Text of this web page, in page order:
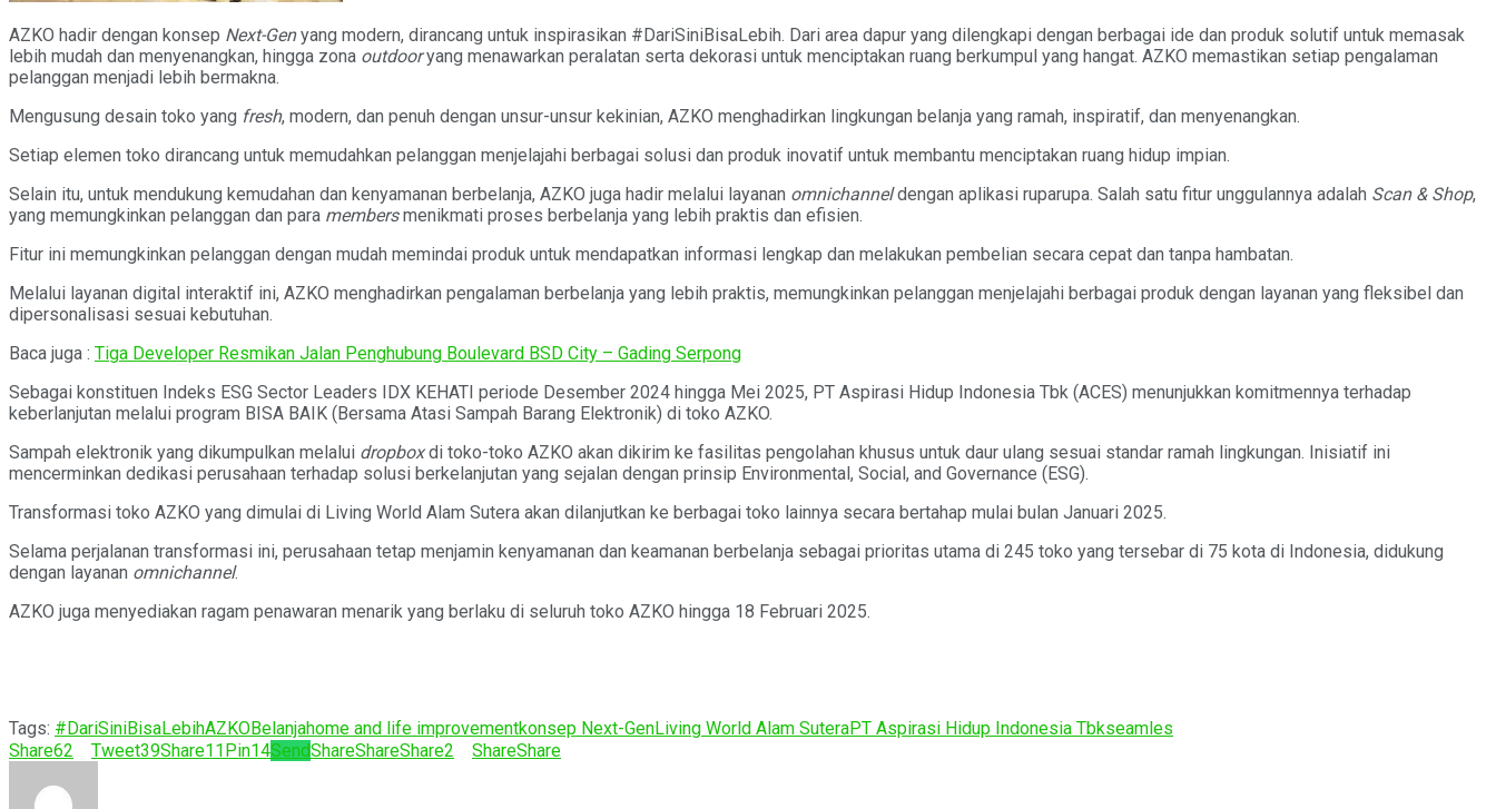
AZKO hadir dengan konsep Next-Genyang modern, dirancang untuk inspirasikan #DariSiniBisaLebih. Dari area dapur yang dilengkapi dengan berbagai ide dan produk solutif untuk memasak
lebih mudah dan menyenangkan, hingga zona outdooryang menawarkan peralatan serta dekorasi untuk menciptakan ruang berkumpul yang hangat. AZKO memastikan setiap pengalaman
pelanggan menjadi lebih bermakna.
Mengusung desain toko yang fresh, modern, dan penuh dengan unsur-unsur kekinian, AZKO menghadirkan lingkungan belanja yang ramah, inspiratif, dan menyenangkan.
Setiap elemen toko dirancang untuk memudahkan pelanggan menjelajahi berbagai solusi dan produk inovatif untuk membantu menciptakan ruang hidup impian.
Selain itu, untuk mendukung kemudahan dan kenyamanan berbelanja, AZKO juga hadir melalui layanan omnichanneldengan aplikasi ruparupa. Salah satu fitur unggulannya adalah Scan & Shop,
yang memungkinkan pelanggan dan para membersmenikmati proses berbelanja yang lebih praktis dan efisien.
Fitur ini memungkinkan pelanggan dengan mudah memindai produk untuk mendapatkan informasi lengkap dan melakukan pembelian secara cepat dan tanpa hambatan.
Melalui layanan digital interaktif ini, AZKO menghadirkan pengalaman berbelanja yang lebih praktis, memungkinkan pelanggan menjelajahi berbagai produk dengan layanan yang fleksibel dan
dipersonalisasi sesuai kebutuhan.
Baca juga : Tiga Developer Resmikan Jalan Penghubung Boulevard BSD City – Gading Serpong
Sebagai konstituen Indeks ESG Sector Leaders IDX KEHATI periode Desember 2024 hingga Mei 2025, PT Aspirasi Hidup Indonesia Tbk (ACES) menunjukkan komitmennya terhadap
keberlanjutan melalui program BISA BAIK (Bersama Atasi Sampah Barang Elektronik) di toko AZKO.
Sampah elektronik yang dikumpulkan melalui dropboxdi toko-toko AZKO akan dikirim ke fasilitas pengolahan khusus untuk daur ulang sesuai standar ramah lingkungan. Inisiatif ini
mencerminkan dedikasi perusahaan terhadap solusi berkelanjutan yang sejalan dengan prinsip Environmental, Social, and Governance (ESG).
Transformasi toko AZKO yang dimulai di Living World Alam Sutera akan dilanjutkan ke berbagai toko lainnya secara bertahap mulai bulan Januari 2025.
Selama perjalanan transformasi ini, perusahaan tetap menjamin kenyamanan dan keamanan berbelanja sebagai prioritas utama di 245 toko yang tersebar di 75 kota di Indonesia, didukung
dengan layanan omnichannel.
AZKO juga menyediakan ragam penawaran menarik yang berlaku di seluruh toko AZKO hingga 18 Februari 2025.
Tags: #DariSiniBisaLebihAZKOBelanjahome and life improvementkonsep Next-GenLiving World Alam SuteraPT Aspirasi Hidup Indonesia Tbkseamles
Share62 Tweet39Share11Pin14SendShareShareShare2 ShareShare